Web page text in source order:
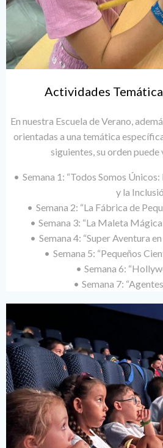
Actividades
En nuestra Escuela de Verano,
orientadas a una temática
siguientes, su orden
Semana 1: “Todos Somos
y la
Semana 2: “La Fábrica de
Semana 3: “La Maleta
Semana 4: “Super Aventura
Semana 5: “Pequeños
Semana 6:
Semana 7: